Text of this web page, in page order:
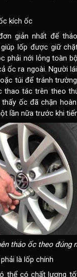
kích ốc
giản nhất để
lốp được giữ
phải nới lỏng toàn
ốc ra ngoài. Người
túi để tránh
thao tác trên theo
ốc đã chặn
lần nữa trước khi
tháo ốc theo đúng
là lốp chính
thể có chất lượng